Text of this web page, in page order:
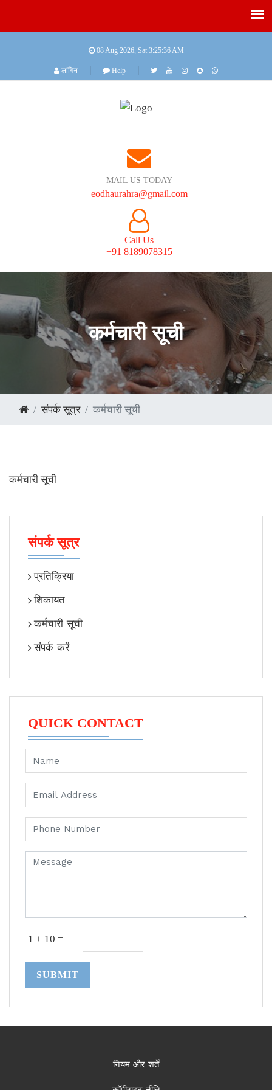
08 Aug 2026, Sat 3:25:36 AM
लॉगिन | Help |
MAIL US TODAY
eodhaurahra@gmail.com
Call Us
+91 8189078315
कर्मचारी सूची
संपर्क सूत्र कर्मचारी सूची
कर्मचारी सूची
संपर्क सूत्र
प्रतिक्रिया
शिकायत
कर्मचारी सूची
संपर्क करें
QUICK CONTACT
1 + 10 =
SUBMIT
नियम और शर्तें